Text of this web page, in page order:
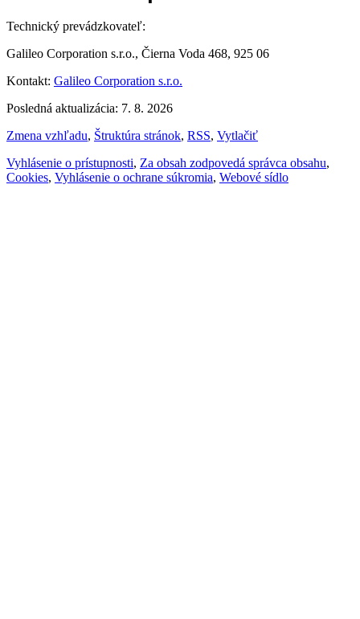
Technický prevádzkovateľ:
Galileo Corporation s.r.o., Čierna Voda 468, 925 06
Kontakt: Galileo Corporation s.r.o.
Posledná aktualizácia: 7. 8. 2026
Zmena vzhľadu, Štruktúra stránok, RSS, Vytlačiť
Vyhlásenie o prístupnosti, Za obsah zodpovedá správca obsahu,
Cookies, Vyhlásenie o ochrane súkromia, Webové sídlo